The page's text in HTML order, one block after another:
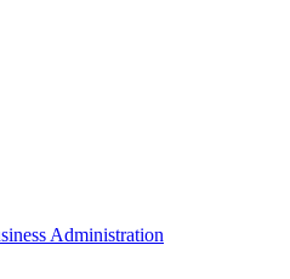
Administration